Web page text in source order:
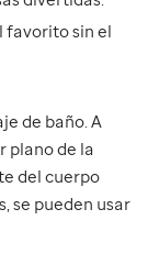
favorito sin el
de baño. A
plano de la
del cuerpo
se pueden usar